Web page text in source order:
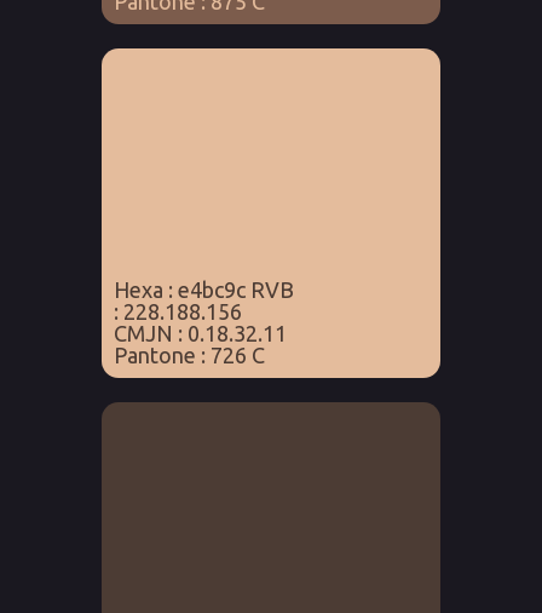
Hexa : e4bc9c RVB
: 228.188.156
CMJN : 0.18.32.11
Pantone : 726 C